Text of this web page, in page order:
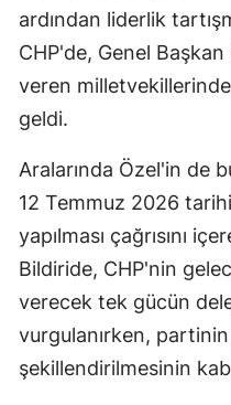
ardından liderlik
CHP'de, Genel
veren
geldi.
Aralarında Özel'in de
12 Temmuz 2026
yapılması çağrısını
Bildiride, CHP'nin
verecek tek gücün
vurgulanırken,
şekillendirilmesinin